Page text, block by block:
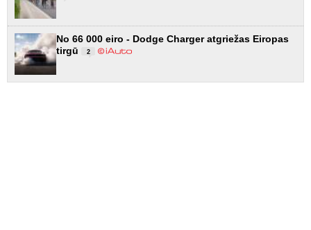
No 66 000 eiro - Dodge Charger atgriežas Eiropas
tirgū
2